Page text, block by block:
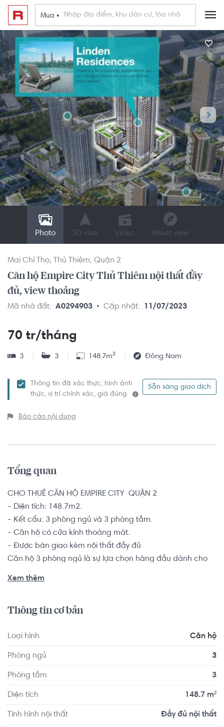
Mua •
Photo 3D view Video Street view
Mai Chí Thọ Thủ Thiêm Quận 2
Căn hộ Empire City Thủ Thiêm nội thất đầy
đủ, view thoáng
Mã nhà đất: A0294903 Cập nhật: 11/07/2023
70 tr/tháng
3 3 148.7m² Đông Nam
Thông tin đã xác thực, hình ảnh
thực, vị trí chính xác, giá đúng
Sẵn sàng giao dịch
Báo cáo nội dung
Tổng quan
CHO THUÊ CĂN HỘ EMPIRE CITY  QUẬN 2
- Diện tích: 148.7m2.
- Kết cấu: 3 phòng ngủ và 3 phòng tắm.
- Căn hộ có cửa kính thoáng mát.
- Được bàn giao kèm nội thất đầy đủ
Căn hộ 3 phòng ngủ là sự lựa chọn hàng đầu dành cho
tâm khu đô thị mới Thủ Thiêm, Quận 2 mà dự án căn hộ
Empire City còn sở hữu nguyên một hệ thống hạ tầng tiện
với mong muốn mang đến cho quý cư dân an sinh tại căn
hộ Empire City một phong cách sống hoàn mỹ, đẳng cấp
ngay giữa lòng Sài Gòn.
Xem thêm
Thông tin cơ bản
Loại hình Căn hộ
Phòng ngủ 3
Phòng tắm 3
Diện tích 148.7 m²
Tình hình nội thất Đầy đủ nội thất